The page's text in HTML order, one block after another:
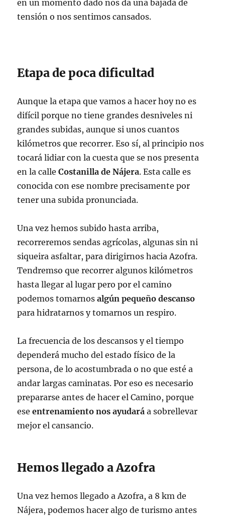
en un momento dado nos da una bajada de
tensión o nos sentimos cansados.
Etapa de poca dificultad
Aunque la etapa que vamos a hacer hoy no es
difícil porque no tiene grandes desniveles ni
grandes subidas, aunque si unos cuantos
kilómetros que recorrer. Eso sí, al principio nos
tocará lidiar con la cuesta que se nos presenta
en la calleCostanilla de Nájera. Esta calle es
conocida con ese nombre precisamente por
tener una subida pronunciada.
Una vez hemos subido hasta arriba,
recorreremos sendas agrícolas, algunas sin ni
siqueira asfaltar, para dirigirnos hacia Azofra.
Tendremso que recorrer algunos kilómetros
hasta llegar al lugar pero por el camino
podemos tomarnosalgún pequeño descanso
para hidratarnos y tomarnos un respiro.
La frecuencia de los descansos y el tiempo
dependerá mucho del estado físico de la
persona, de lo acostumbrada o no que esté a
andar largas caminatas. Por eso es necesario
prepararse antes de hacer el Camino, porque
eseentrenamiento nos ayudará a sobrellevar
mejor el cansancio.
Hemos llegado a Azofra
Una vez hemos llegado a Azofra, a 8 km de
Nájera, podemos hacer algo de turismo antes